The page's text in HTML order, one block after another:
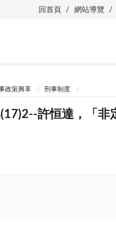
回首頁 網站導覽
政策興革 刑事制度
許恒達，「